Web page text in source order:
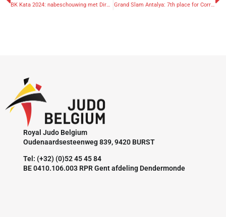
Grand Slam Antalya: 7th place for Corrao
Royal Judo Belgium
Oudenaardsesteenweg 839, 9420 BURST
Tel: (+32) (0)52 45 45 84
BE 0410.106.003 RPR Gent afdeling Dendermonde